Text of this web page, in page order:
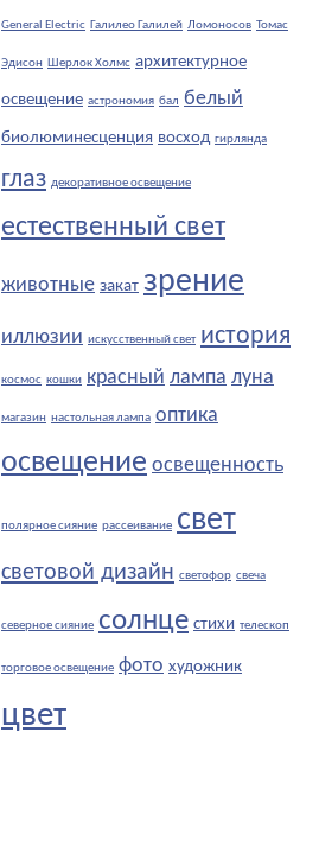
General Electric Галилео Галилей Ломоносов Томас
Эдисон Шерлок Холмс архитектурное
освещение астрономия бал белый
биолюминесценция восход гирлянда
глаз декоративное освещение
естественный свет
животные закат зрение
иллюзии искусственный свет история
космос кошки красный лампа луна
магазин настольная лампа оптика
освещение освещенность
полярное сияние рассеивание свет
световой дизайн светофор свеча
северное сияние солнце стихи телескоп
торговое освещение фото художник
цвет